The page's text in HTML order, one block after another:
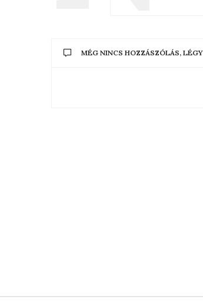
MÉG NINCS HOZZÁSZÓLÁS,